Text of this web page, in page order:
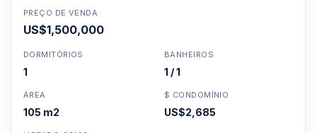
PREÇO DE VENDA
US$1,500,000
DORMITÓRIOS
1
BANHEIROS
1 / 1
ÁREA
105 m2
$ CONDOMÍNIO
US$2,685